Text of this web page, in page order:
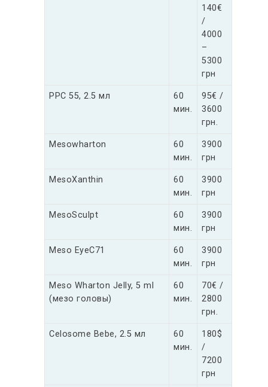
140€
/
4000
–
5300
грн
РРС 55, 2.5 мл
60
мин.
95€ /
3600
грн.
Mesowharton
60
мин.
3900
грн
MesoXanthin
60
мин.
3900
грн
MesoSculpt
60
мин.
3900
грн
Meso EyeC71
60
мин.
3900
грн
Meso Wharton Jelly, 5 ml
(мезо головы)
60
мин.
70€ /
2800
грн.
Celosome Bebe, 2.5 мл
60
мин.
180$
/
7200
грн